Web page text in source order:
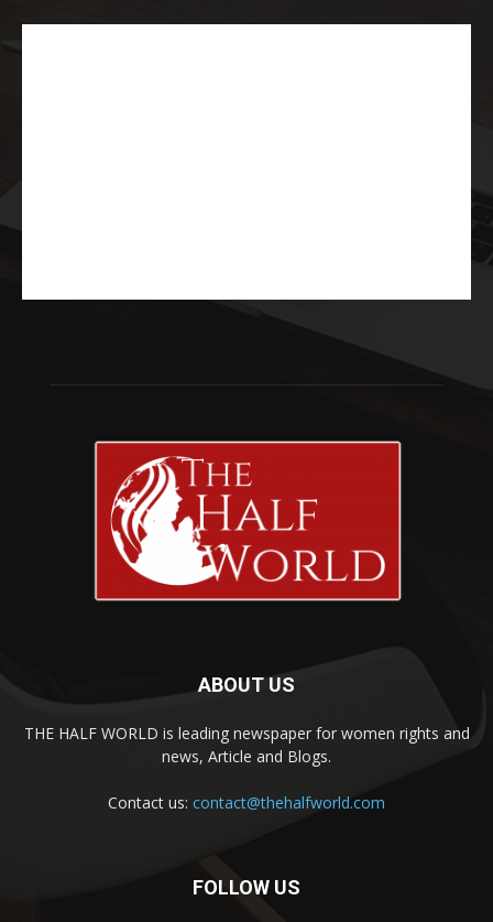
ABOUT US
THE HALF WORLD is leading newspaper for women rights and
news, Article and Blogs.
Contact us: contact@thehalfworld.com
FOLLOW US